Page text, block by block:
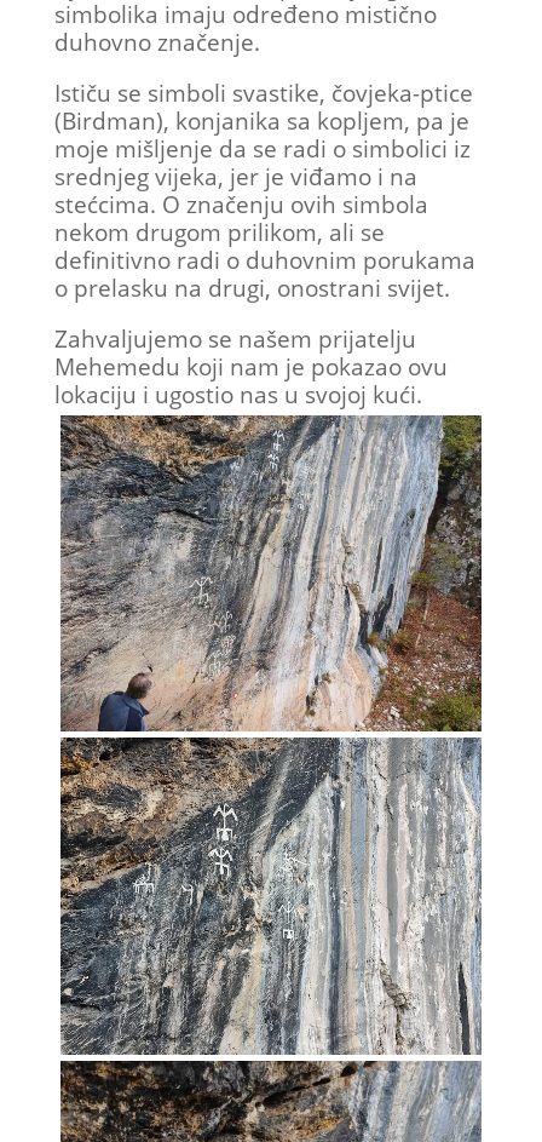
simbolika imaju određeno mistično
duhovno značenje.
Ističu se simboli svastike, čovjeka-ptice
(Birdman), konjanika sa kopljem, pa je
moje mišljenje da se radi o simbolici iz
srednjeg vijeka, jer je viđamo i na
stećcima. O značenju ovih simbola
nekom drugom prilikom, ali se
definitivno radi o duhovnim porukama
o prelasku na drugi, onostrani svijet.
Zahvaljujemo se našem prijatelju
Mehemedu koji nam je pokazao ovu
lokaciju i ugostio nas u svojoj kući.